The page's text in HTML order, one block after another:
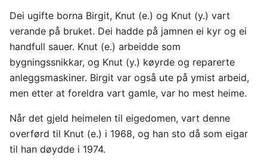
Dei ugifte borna Birgit, Knut (e.) og Knut (y.) vart
verande på bruket. Dei hadde på jamnen ei kyr og ei
handfull sauer. Knut (e.) arbeidde som
bygningssnikkar, og Knut (y.) køyrde og reparerte
anleggsmaskiner. Birgit var også ute på ymist arbeid,
men etter at foreldra vart gamle, var ho mest heime.
Når det gjeld heimelen til eigedomen, vart denne
overførd til Knut (e.) i 1968, og han sto då som eigar
til han døydde i 1974.